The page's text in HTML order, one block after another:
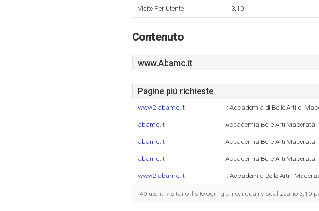
Visite Per Utente 3,10
Contenuto
www.Abamc.it
Pagine più richieste
www2.abamc.it :: Accademia di Belle Arti di
abamc.it Accademia Belle Arti Macerata
abamc.it Accademia Belle Arti Macerata
abamc.it Accademia Belle Arti Macerata
www2.abamc.it :: Accademia Belle Arti -
40 utenti visitano il sito ogni giorno, i quali visualizzano 3,10